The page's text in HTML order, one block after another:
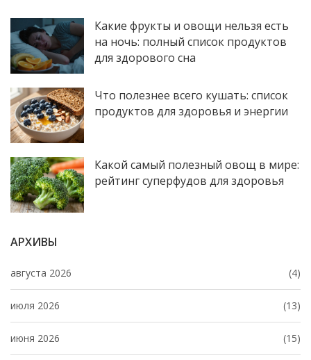
Какие фрукты и овощи нельзя есть
на ночь: полный список продуктов
для здорового сна
Что полезнее всего кушать: список
продуктов для здоровья и энергии
Какой самый полезный овощ в мире:
рейтинг суперфудов для здоровья
АРХИВЫ
августа 2026 (4)
июля 2026 (13)
июня 2026 (15)